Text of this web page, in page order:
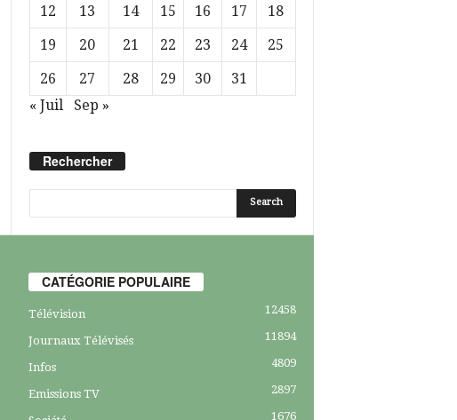
12
13 14 15 16 17
18
19
20 21 22 23 24
25
26
27 28 29 30
31
« Juil
Sep »
Rechercher
CATÉGORIE POPULAIRE
Télévision 12458
Journaux Télévisés 11894
Infos 4809
Emissions TV 2897
1676